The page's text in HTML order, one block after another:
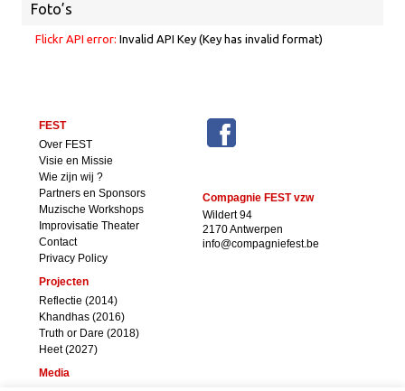
Foto’s
Flickr API error: Invalid API Key (Key has invalid format)
FEST
Over FEST
Visie en Missie
Wie zijn wij ?
Partners en Sponsors
Muzische Workshops
Improvisatie Theater
Contact
Privacy Policy
Projecten
Reflectie (2014)
Khandhas (2016)
Truth or Dare (2018)
Heet (2027)
Media
Compagnie FEST vzw
Wildert 94
2170 Antwerpen
info@compagniefest.be